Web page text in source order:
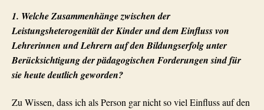
1. Welche Zusammenhänge zwischen der
Leistungsheterogenität der Kinder und dem Einfluss von
Lehrerinnen und Lehrern auf den Bildungserfolg unter
Berücksichtigung der pädagogischen Forderungen sind für
sie heute deutlich geworden?
Zu Wissen, dass ich als Person gar nicht so viel Einfluss auf den